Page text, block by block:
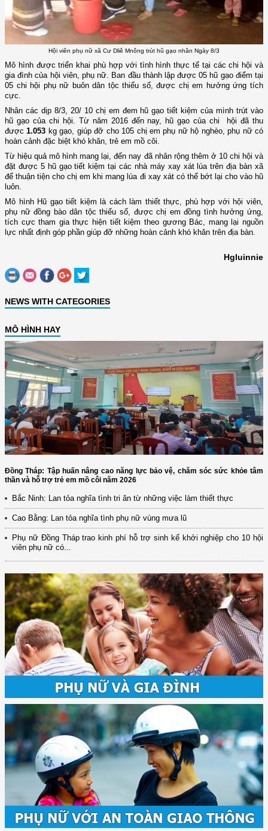
Hội viên phụ nữ xã Cư Dliê Mnông trút hũ gạo nhân Ngày 8/3
Mô hình được triển khai phù hợp với tình hình thực tế tại các chi hội và
gia đình của hội viên, phụ nữ. Ban đầu thành lập được 05 hũ gạo điểm tại
05 chi hội phụ nữ buôn dân tộc thiểu số, được chị em hưởng ứng tích
cực.
Nhân các dịp 8/3, 20/ 10 chị em đem hũ gạo tiết kiệm của mình trút vào
hũ gạo của chi hội. Từ năm 2016 đến nay, hũ gạo của chi hội đã thu
được1.053 kg gạo, giúp đỡ cho 105 chị em phụ nữ hộ nghèo, phụ nữ có
hoàn cảnh đặc biệt khó khăn, trẻ em mồ côi.
Từ hiệu quả mô hình mang lại ,đến nay đã nhân rộng thêm ở 10 chi hội và
đặt được 5 hũ gạo tiết kiệm tại các nhà máy xay xát lúa trên địa bàn xã
để thuận tiện cho chị em khi mang lúa đi xay xát có thể bớt lại cho vào hũ
luôn.
Mô hình Hũ gạo tiết kiệm là cách làm thiết thực, phù hợp với hội viên,
phụ nữ đồng bào dân tộc thiểu số, được chị em đồng tình hưởng ứng,
tích cực tham gia thực hiện tiết kiệm theo gương Bác, mang lại nguồn
lực nhất định góp phần giúp đỡ những hoàn cảnh khó khăn trên địa bàn.
Hgluinnie
NEWS WITH CATEGORIES
MÔ HÌNH HAY
Đồng Tháp: Tập huấn nâng cao năng lực bảo vệ, chăm sóc sức khỏe tâm
thần và hỗ trợ trẻ em mồ côi năm 2026
Bắc Ninh: Lan tỏa nghĩa tình tri ân từ những việc làm thiết thực
Cao Bằng: Lan tỏa nghĩa tình phụ nữ vùng mưa lũ
Phụ nữ Đồng Tháp trao kinh phí hỗ trợ sinh kế khởi nghiệp cho 10 hội
viên phụ nữ có...